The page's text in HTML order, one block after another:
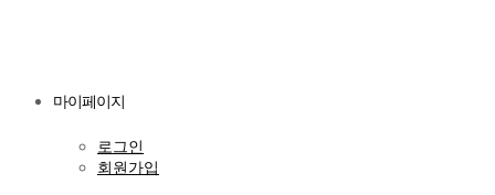
마이페이지
로그인
회원가입